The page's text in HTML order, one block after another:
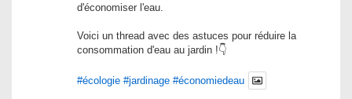
d'économiser l'eau.
Voici un thread avec des astuces pour réduire la
consommation d'eau au jardin !👇
#écologie #jardinage #économiedeau